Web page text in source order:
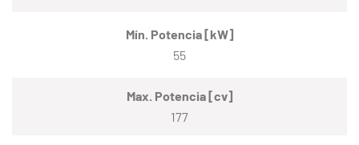
Mín. Potencia [kW]
55
Max. Potencia [cv]
177